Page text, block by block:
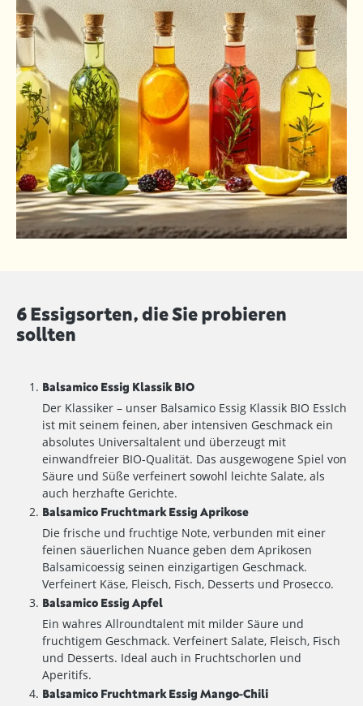
6 Essigsorten, die Sie probieren
sollten
Balsamico Essig Klassik BIO
Der Klassiker – unser Balsamico Essig Klassik BIO EssIch
ist mit seinem feinen, aber intensiven Geschmack ein
absolutes Universaltalent und überzeugt mit
einwandfreier BIO-Qualität. Das ausgewogene Spiel von
Säure und Süße verfeinert sowohl leichte Salate, als
auch herzhafte Gerichte.
Balsamico Fruchtmark Essig Aprikose
Die frische und fruchtige Note, verbunden mit einer
feinen säuerlichen Nuance geben dem Aprikosen
Balsamicoessig seinen einzigartigen Geschmack.
Verfeinert Käse, Fleisch, Fisch, Desserts und Prosecco.
Balsamico Essig Apfel
Ein wahres Allroundtalent mit milder Säure und
fruchtigem Geschmack. Verfeinert Salate, Fleisch, Fisch
und Desserts. Ideal auch in Fruchtschorlen und
Aperitifs.
Balsamico Fruchtmark Essig Mango-Chili